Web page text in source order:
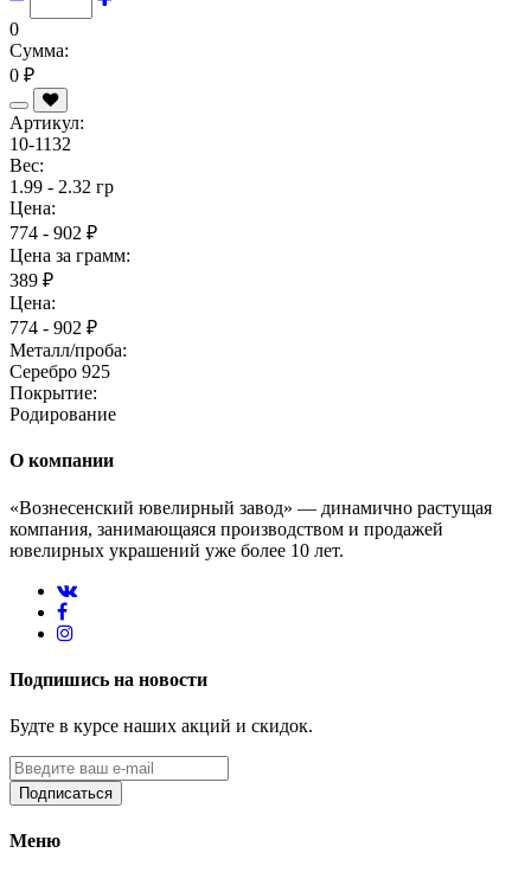
0
Сумма:
0 ₽
Артикул:
10-1132
Вес:
1.99 - 2.32 гр
Цена:
774 - 902 ₽
Цена за грамм:
389 ₽
Цена:
774 - 902 ₽
Металл/проба:
Серебро 925
Покрытие:
Родирование
О компании
«Вознесенский ювелирный завод» — динамично растущая
компания, занимающаяся производством и продажей
ювелирных украшений уже более 10 лет.
Подпишись на новости
Будте в курсе наших акций и скидок.
Подписаться
Меню